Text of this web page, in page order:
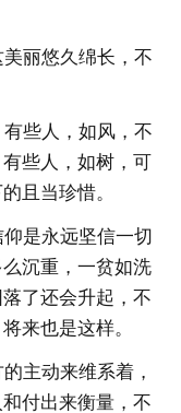
丽悠久绵长，不
些人，如风，不
些人，如树，可
且当珍惜。
是永远坚信一切
沉重，一贫如洗
了还会升起，不
来也是这样。
主动来维系着，
付出来衡量，不